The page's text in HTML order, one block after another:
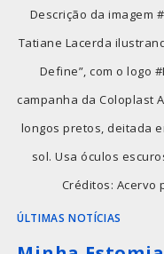
Descrição da imagem
Tatiane Lacerda
Define”, com o logo
campanha da Coloplast
longos pretos, deitada
sol. Usa óculos
Créditos: Acervo
ÚLTIMAS NOTÍCIAS